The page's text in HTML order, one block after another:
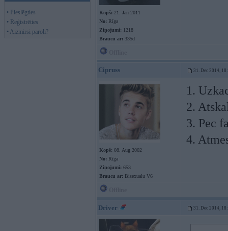
• Pieslēgties
• Reģistrēties
• Aizmirsi paroli?
Kopš: 21. Jan 2011
No: Rīga
Ziņojumi: 1218
Braucu ar: 335d
Cipruss 31. Dec 2014,
Kopš: 08. Aug 2002
No: Rīga
Ziņojumi: 653
Braucu ar: Bisexualu V6
1.
2.
3. Pec
4.
Driver 31. Dec 2014,